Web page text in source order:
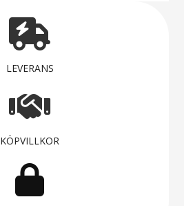
LEVERANS
KÖPVILLKOR